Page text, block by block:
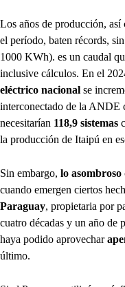
Los años de producción, así
el período, baten récords,
1000 KWh). es un caudal
inclusive cálculos. En el
eléctrico nacional se
interconectado de la ANDE
necesitarían 118,9 sistemas
la producción de Itaipú en
Sin embargo, lo asombroso
cuando emergen ciertos
Paraguay, propietaria por
cuatro décadas y un año de
haya podido aprovechar
último.